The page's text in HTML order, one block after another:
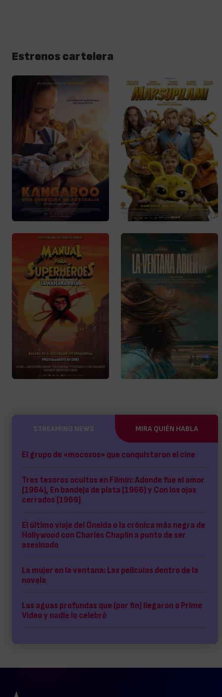
Estrenos cartelera
STREAMING NEWS MIRA QUIÉN HABLA
El grupo de «mocosos» que conquistaron el cine
Tres tesoros ocultos en Filmin: Adonde fue el amor
(1964), En bandeja de plata (1966) y Con los ojos
cerrados (1969)
El último viaje del Oneida o la crónica más negra de
Hollywood con Charles Chaplin a punto de ser
asesinado
La mujer en la ventana: Las películas dentro de la
novela
Las aguas profundas que (por fin) llegaron a Prime
Video y nadie lo celebró